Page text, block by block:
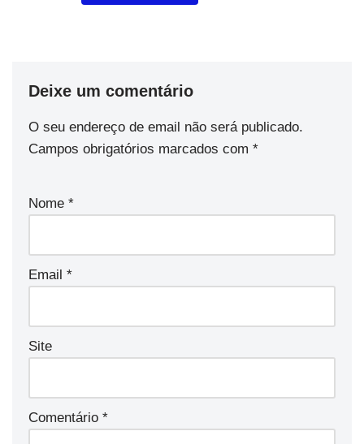
Deixe um comentário
O seu endereço de email não será publicado.
Campos obrigatórios marcados com *
Nome *
Email *
Site
Comentário *